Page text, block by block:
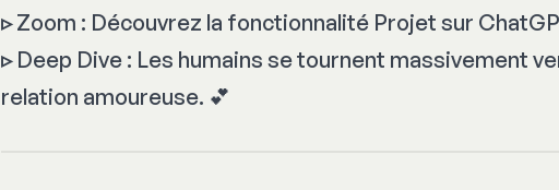
▹Zoom : Découvrez la fonctionnalité Projet sur
▹Deep Dive : Les humains se tournent massivement
relation amoureuse. 💕